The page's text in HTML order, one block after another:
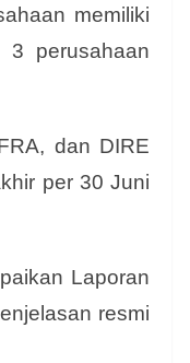
memiliki
perusahaan
dan DIRE
per 30 Juni
Laporan
resmi